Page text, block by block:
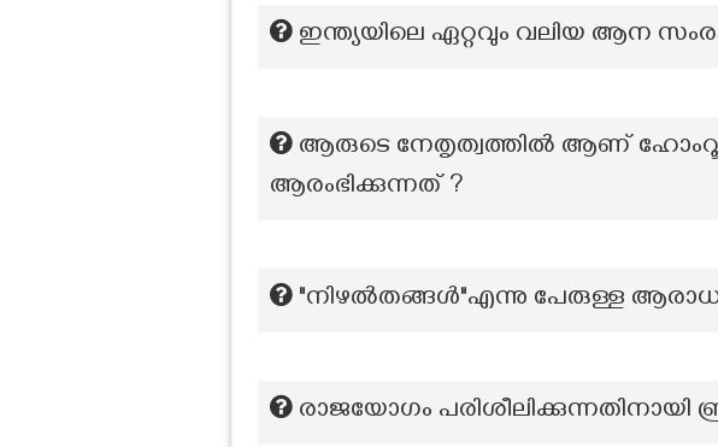
ഇന്ത്യയിലെ ഏറ്റവും വലിയ ആന
ആരുടെ നേതൃത്വത്തിൽ ആണ് ഹോംറൂൾ
ആരംഭിക്കുന്നത് ?
"നിഴൽതങ്ങൾ"എന്നു പേരുള്ള
രാജയോഗം പരിശീലിക്കുന്നതിനായി